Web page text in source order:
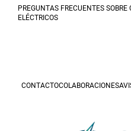
PREGUNTAS FRECUENTES SOBRE
ELÉCTRICOS
CONTACTOCOLABORACIONES